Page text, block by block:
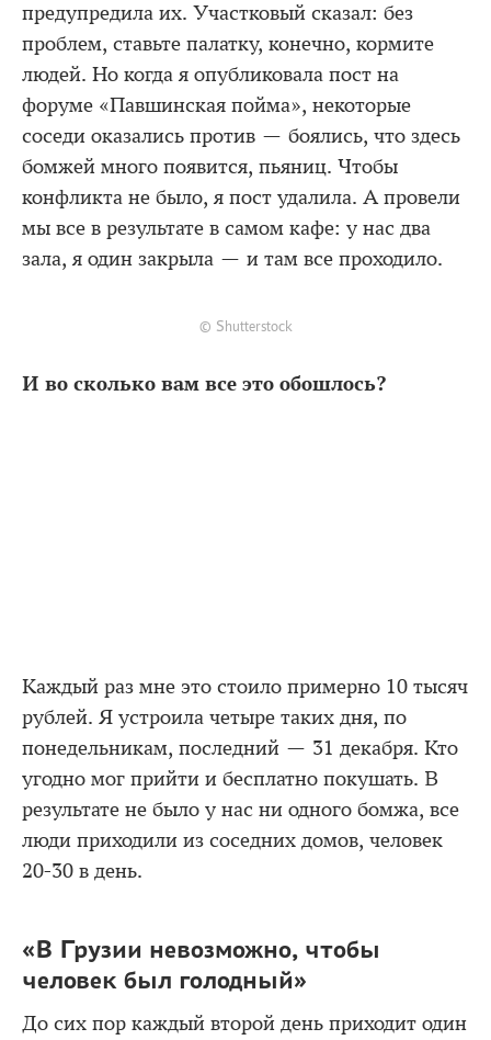
предупредила их. Участковый сказал: без
проблем, ставьте палатку, конечно, кормите
людей. Но когда я опубликовала пост на
форуме «Павшинская пойма», некоторые
соседи оказались против — боялись, что здесь
бомжей много появится, пьяниц. Чтобы
конфликта не было, я пост удалила. А провели
мы все в результате в самом кафе: у нас два
зала, я один закрыла — и там все проходило.
© Shutterstock
И во сколько вам все это обошлось?
Каждый раз мне это стоило примерно 10 тысяч
рублей. Я устроила четыре таких дня, по
понедельникам, последний — 31 декабря. Кто
угодно мог прийти и бесплатно покушать. В
результате не было у нас ни одного бомжа, все
люди приходили из соседних домов, человек
20-30 в день.
«В Грузии невозможно, чтобы
человек был голодный»
До сих пор каждый второй день приходит один